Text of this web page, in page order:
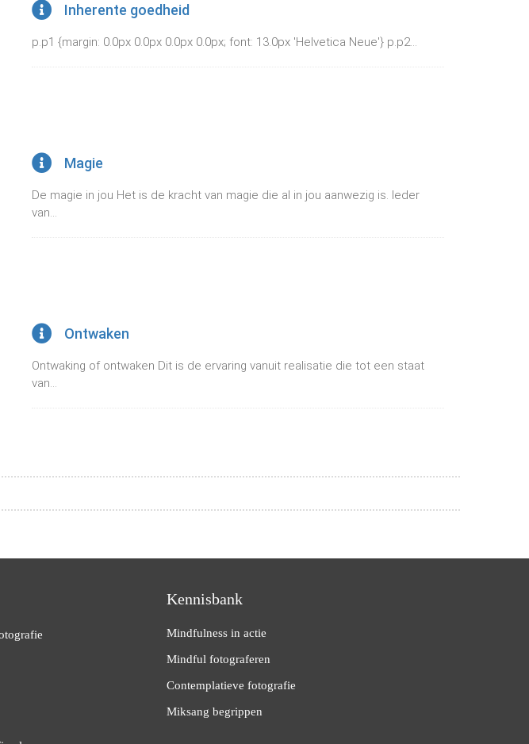
Inherente goedheid
p.p1 {margin: 0.0px 0.0px 0.0px 0.0px; font: 13.0px 'Helvetica Neue'} p.p2...
Magie
De magie in jou Het is de kracht van magie die al in jou aanwezig is. Ieder
van...
Ontwaken
Ontwaking of ontwaken Dit is de ervaring vanuit realisatie die tot een staat
van...
Kennisbank
Mindfulness in actie
Mindful fotograferen
Contemplatieve fotografie
Miksang begrippen